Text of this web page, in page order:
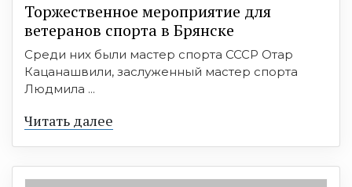
Торжественное мероприятие для
ветеранов спорта в Брянске
Среди них были мастер спорта СССР Отар
Кацанашвили, заслуженный мастер спорта
Людмила ...
Читать далее